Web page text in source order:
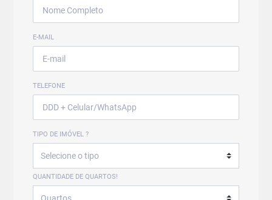
E-MAIL
TELEFONE
TIPO DE IMÓVEL ?
QUANTIDADE DE QUARTOS!